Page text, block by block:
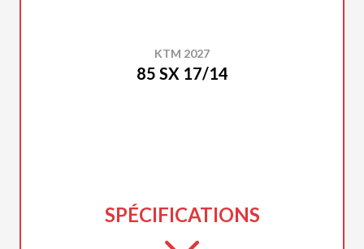
KTM 2027
85 SX 17/14
SPÉCIFICATIONS